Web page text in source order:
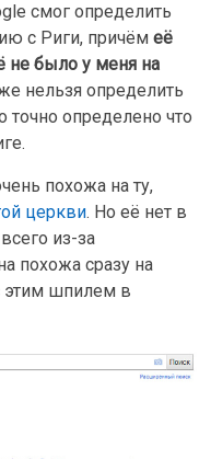
смог определить
с Риги, причёмеё
не было у меня на
нельзя определить
точно определено что
похожа на ту,
церкви. Но её нет в
из-за
похожа сразу на
этим шпилем в